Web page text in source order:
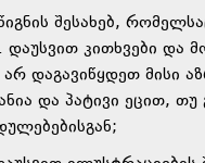
შესახებ,
კითხვები და
დაგავიწყდეთ მისი
და პატივი ეცით, თუ